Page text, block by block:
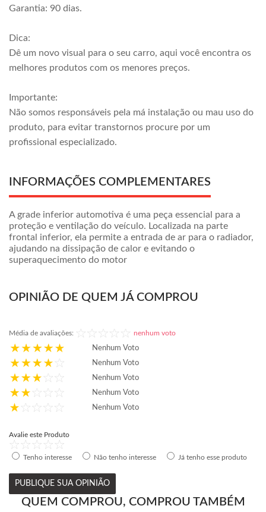
Garantia: 90 dias.
Dica:
Dê um novo visual para o seu carro, aqui você encontra os
melhores produtos com os menores preços.
Importante:
Não somos responsáveis pela má instalação ou mau uso do
produto, para evitar transtornos procure por um
profissional especializado.
INFORMAÇÕES COMPLEMENTARES
A grade inferior automotiva é uma peça essencial para a
proteção e ventilação do veículo. Localizada na parte
frontal inferior, ela permite a entrada de ar para o radiador,
ajudando na dissipação de calor e evitando o
superaquecimento do motor
OPINIÃO DE QUEM JÁ COMPROU
Média de avaliações: nenhum voto
Nenhum Voto
Nenhum Voto
Nenhum Voto
Nenhum Voto
Nenhum Voto
Avalie este Produto
Tenho interesse Não tenho interesse Já tenho esse produto
PUBLIQUE SUA OPINIÃO
QUEM COMPROU, COMPROU TAMBÉM